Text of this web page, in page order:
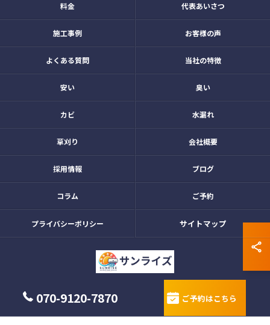
070-9120-7870 ご予約はこちら
料金 代表あいさつ
施工事例 お客様の声
よくある質問 当社の特徴
安い 臭い
カビ 水漏れ
草刈り 会社概要
採用情報 ブログ
コラム ご予約
プライバシーポリシー サイトマップ
© 2026 愛知県名古屋市のエアコンクリーニングならサンライズ ALL RIGHTS
RESERVED.